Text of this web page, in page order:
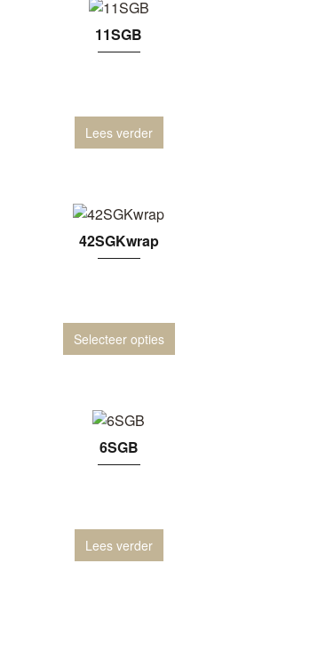
11SGB
Lees verder
42SGKwrap
Selecteer opties
6SGB
Lees verder